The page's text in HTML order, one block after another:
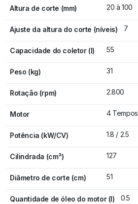
Altura de corte (mm) 20 à 100
Ajuste da altura do corte (níveis) 7
Capacidade do coletor (l) 55
Peso (kg) 31
Rotação (rpm) 2.800
Motor 4 Tempos
Potência (kW/CV) 1.8 / 2.5
Cilindrada (cm³) 127
Diâmetro de corte (cm) 51
Quantidade de óleo do motor (l) 0.5